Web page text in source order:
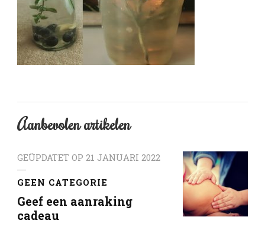
Aanbevolen artikelen
GEÜPDATET OP 21 JANUARI 2022
GEEN CATEGORIE
Geef een aanraking
cadeau